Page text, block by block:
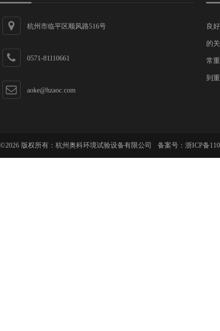
杭州市临平区顺风路516号
0571-81110661
aoke@hzaoc.com
良
的
常
到
©2026 版权所有：杭州奥科环境试验设备有限公司 备案号： 浙ICP备